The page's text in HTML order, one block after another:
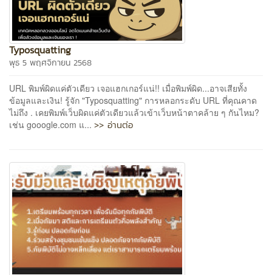
Typosquatting
พุธ 5 พฤศจิกายน 2568
URL พิมพ์ผิดแค่ตัวเดียว เจอแฮกเกอร์แน่!! เมื่อพิมพ์ผิด...อาจเสียทั้ง
ข้อมูลและเงิน! รู้จัก "Typosquatting" การหลอกระดับ URL ที่คุณคาด
ไม่ถึง . เคยพิมพ์เว็บผิดแค่ตัวเดียวแล้วเข้าเว็บหน้าตาคล้าย ๆ กันไหม?
เช่น gooogle.com แ... >> อ่านต่อ